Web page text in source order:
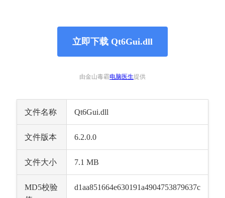
立即下载 Qt6Gui.dll
由金山毒霸电脑医生提供
文件名称 Qt6Gui.dll
文件版本 6.2.0.0
文件大小 7.1 MB
MD5校验
d1aa851664e630191a4904753879637c